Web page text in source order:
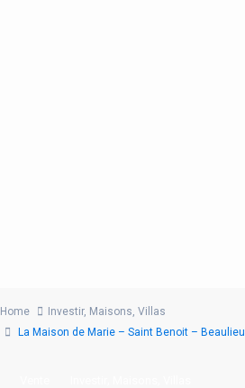
Home Investir, Maisons, Villas
La Maison de Marie – Saint Benoit – Beaulieu